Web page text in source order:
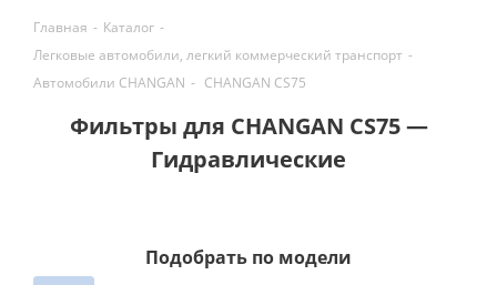
Главная - Каталог -
Легковые автомобили, легкий коммерческий транспорт -
Автомобили CHANGAN - CHANGAN CS75
Фильтры для CHANGAN CS75 —
Гидравлические
Подобрать по модели